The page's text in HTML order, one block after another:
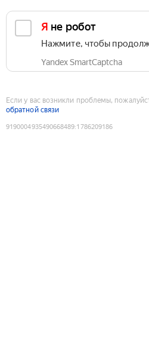
Я не робот
Нажмите, чтобы
Yandex SmartCaptcha
Если у вас возникли проблемы,
обратной связи
9190004935490668489:1786209186